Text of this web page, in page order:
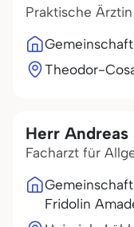
Praktische Ärztin
Theodor-
Herr Andreas
Facharzt für
Fridolin